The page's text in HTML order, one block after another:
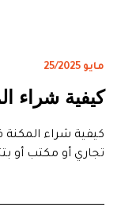
مايو 25/2025
كيفية شراء
كيفية شراء
تجاري أو مكتب أو